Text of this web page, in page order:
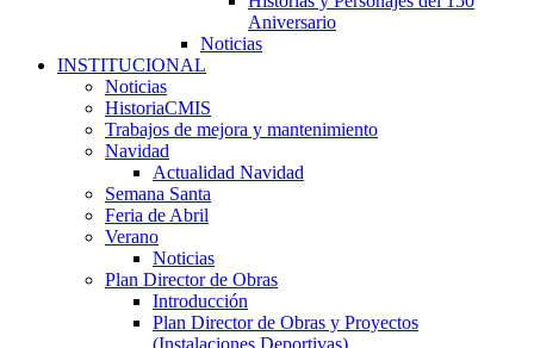
Aniversario
Noticias
INSTITUCIONAL
Noticias
HistoriaCMIS
Trabajos de mejora y mantenimiento
Navidad
Actualidad Navidad
Semana Santa
Feria de Abril
Verano
Noticias
Plan Director de Obras
Introducción
Plan Director de Obras y Proyectos
(Instalaciones Deportivas)